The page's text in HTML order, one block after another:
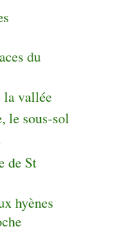
du
vallée
le sous-sol
de St
hyènes